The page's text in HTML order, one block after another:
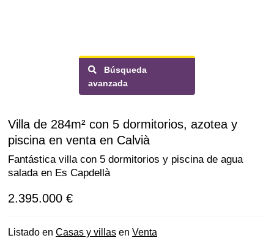
Búsqueda
avanzada
Villa de 284m² con 5 dormitorios, azotea y
piscina en venta en Calvià
Fantástica villa con 5 dormitorios y piscina de agua
salada en Es Capdellà
2.395.000 €
Listado en Casas y villas en Venta